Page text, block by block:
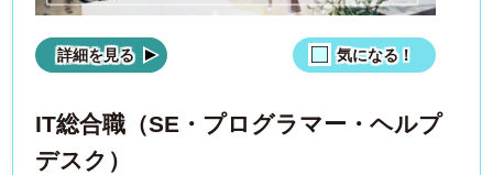
詳細を見る 気になる！
IT総合職（SE・プログラマー・ヘルプ
デスク）